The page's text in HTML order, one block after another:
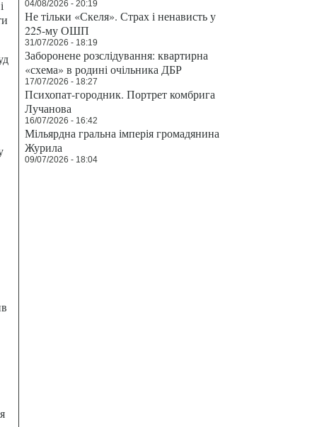
04/08/2026 - 20:19
Не тільки «Скеля». Страх і ненависть у
225-му ОШП
31/07/2026 - 18:19
Заборонене розслідування: квартирна
«схема» в родині очільника ДБР
17/07/2026 - 18:27
Психопат-городник. Портрет комбрига
Лучанова
16/07/2026 - 16:42
Мільярдна гральна імперія громадянина
Журила
09/07/2026 - 18:04